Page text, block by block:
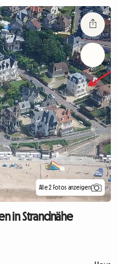
Alle 2 Fotos anzeigen
in Strandnähe